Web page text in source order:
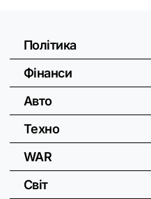
Політика
Фінанси
Авто
Техно
WAR
Світ